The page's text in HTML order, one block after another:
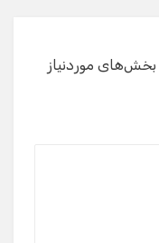
بخش‌های موردنیاز